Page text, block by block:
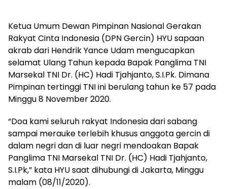
Ketua Umum Dewan Pimpinan Nasional Gerakan
Rakyat Cinta Indonesia (DPN Gercin) HYU sapaan
akrab dari Hendrik Yance Udam mengucapkan
selamat Ulang Tahun kepada Bapak Panglima TNI
Marsekal TNI Dr. (HC) Hadi Tjahjanto, S.I.Pk. Dimana
Pimpinan tertinggi TNI ini berulang tahun ke 57 pada
Minggu 8 November 2020.
“Doa kami seluruh rakyat Indonesia dari sabang
sampai merauke terlebih khusus anggota gercin di
dalam negri dan di luar negri mendoakan Bapak
Panglima TNI Marsekal TNI Dr. (HC) Hadi Tjahjanto,
S.I.Pk,” kata HYU saat dihubungi di Jakarta, Minggu
malam (08/11/2020).